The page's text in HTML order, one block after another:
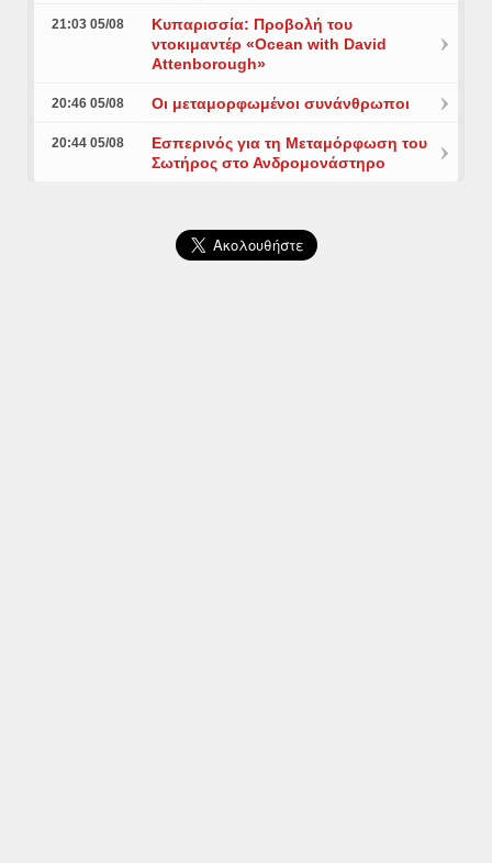
21:03 05/08
Κυπαρισσία: Προβολή του
ντοκιμαντέρ «Ocean with David
Attenborough»
20:46 05/08 Οι μεταμορφωμένοι συνάνθρωποι
20:44 05/08
Εσπερινός για τη Μεταμόρφωση του
Σωτήρος στο Ανδρομονάστηρο